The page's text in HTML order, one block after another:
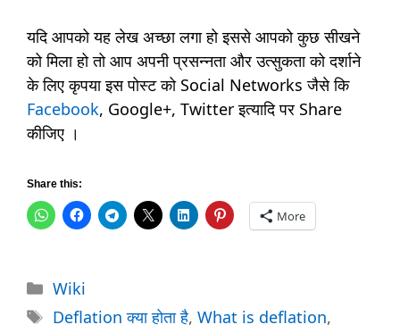
यदि आपको यह लेख अच्छा लगा हो इससे आपको कुछ सीखने
को मिला हो तो आप अपनी प्रसन्नता और उत्सुकता को दर्शाने
के लिए कृपया इस पोस्ट को Social Networks जैसे कि
Facebook, Google+, Twitter इत्यादि पर Share
कीजिए ।
Share this:
More
Categories
Wiki
Tags
Deflation क्या होता है, What is deflation,